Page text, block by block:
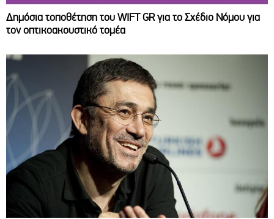
Δημόσια τοποθέτηση του WIFT GR για το Σχέδιο Νόμου για
τον οπτικοακουστικό τομέα